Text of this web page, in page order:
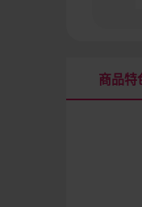
商品特